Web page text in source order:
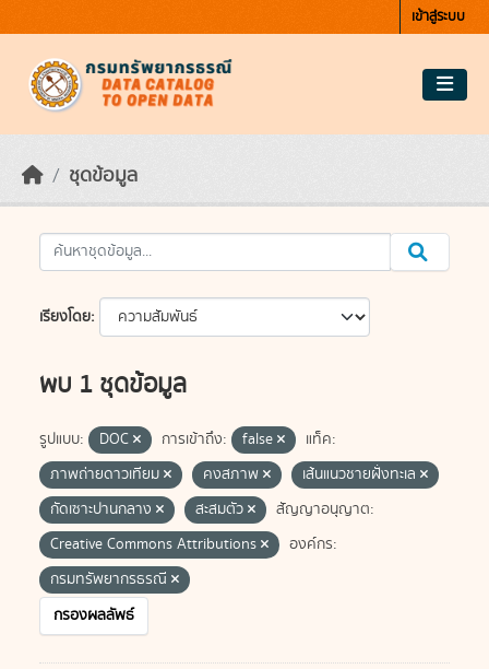
เข้าสู่ระบบ
ชุดข้อมูล
เรียงโดย
พบ 1 ชุดข้อมูล
รูปแบบ: DOC การเข้าถึง: false
แท็ค:
ภาพถ่ายดาวเทียม
คงสภาพ
เส้นแนวชายฝั่งทะเล
กัดเซาะปานกลาง
สะสมตัว
สัญญาอนุญาต:
Creative Commons Attributions
องค์กร:
กรมทรัพยากรธรณี
กรองผลลัพธ์